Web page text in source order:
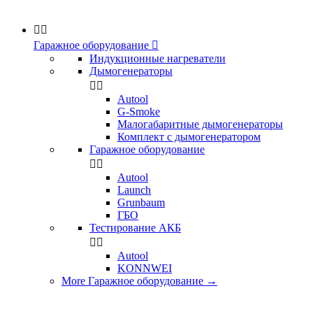
 
Гаражное оборудование 
Индукционные нагреватели
Дымогенераторы
 
Аutool
G-Smoke
Малогабаритные дымогенераторы
Комплект с дымогенератором
Гаражное оборудование
 
Autool
Launch
Grunbaum
ГБО
Тестирование АКБ
 
Autool
KONNWEI
More Гаражное оборудование →